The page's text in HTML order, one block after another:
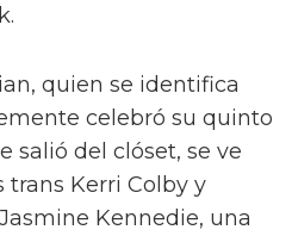
quien se identifica
celebró su quinto
salió del clóset, se ve
trans Kerri Colby y
Kennedie, una